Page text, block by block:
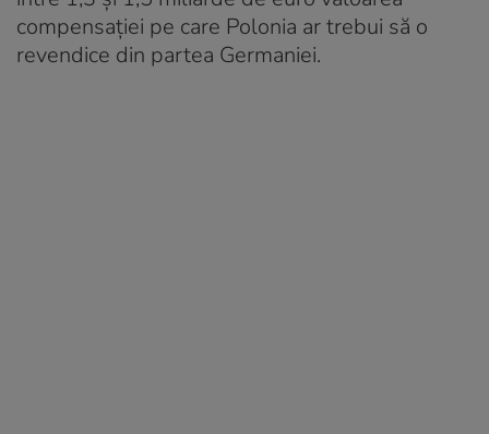
compensației pe care Polonia ar trebui să o
revendice din partea Germaniei.